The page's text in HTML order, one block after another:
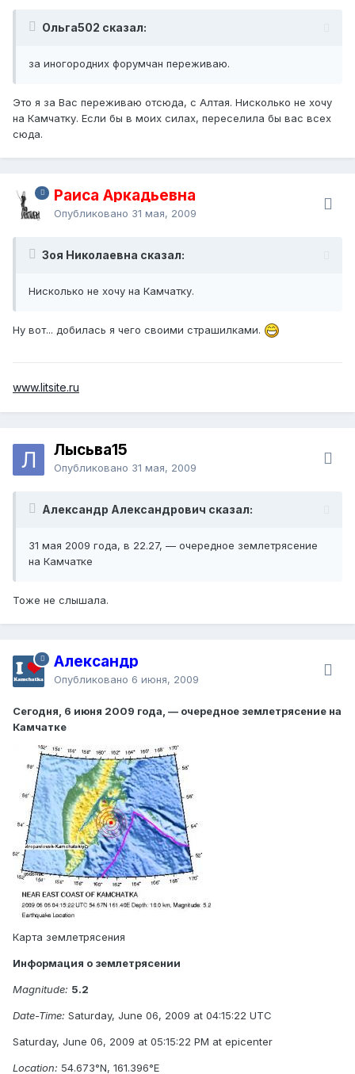
Ольга502 сказал:
за иногородних форумчан переживаю.
Это я за Вас переживаю отсюда, с Алтая. Нисколько не хочу
на Камчатку. Если бы в моих силах, переселила бы вас всех
сюда.
Раиса Аркадьевна
Опубликовано 31 мая, 2009
Зоя Николаевна сказал:
Нисколько не хочу на Камчатку.
Ну вот... добилась я чего своими страшилками.
www.litsite.ru
Лысьва15
Опубликовано 31 мая, 2009
Александр Александрович сказал:
31 мая 2009 года, в 22.27, — очередное землетрясение
на Камчатке
Тоже не слышала.
Александр
Опубликовано 6 июня, 2009
Сегодня, 6 июня 2009 года, — очередное землетрясение на
Камчатке
Карта землетрясения
Информация о землетрясении
Magnitude: 5.2
Date-Time: Saturday, June 06, 2009 at 04:15:22 UTC
Saturday, June 06, 2009 at 05:15:22 PM at epicenter
Location: 54.673°N, 161.396°E